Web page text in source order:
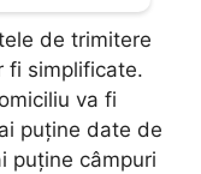
de trimitere
fi simplificate.
va fi
puține date de
puține câmpuri